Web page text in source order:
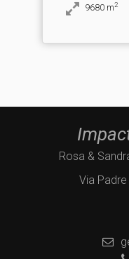
9680 m2
Rosa &
Via